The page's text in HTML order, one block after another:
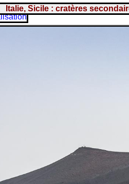
Italie, Sicile : cratères